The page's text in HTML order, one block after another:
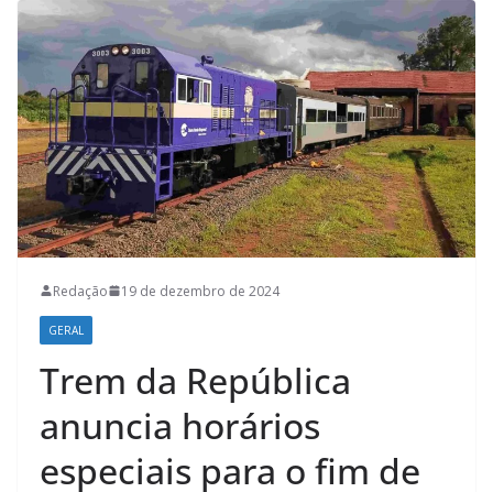
Redação 19 de dezembro de 2024
GERAL
Trem da República
anuncia horários
especiais para o fim de